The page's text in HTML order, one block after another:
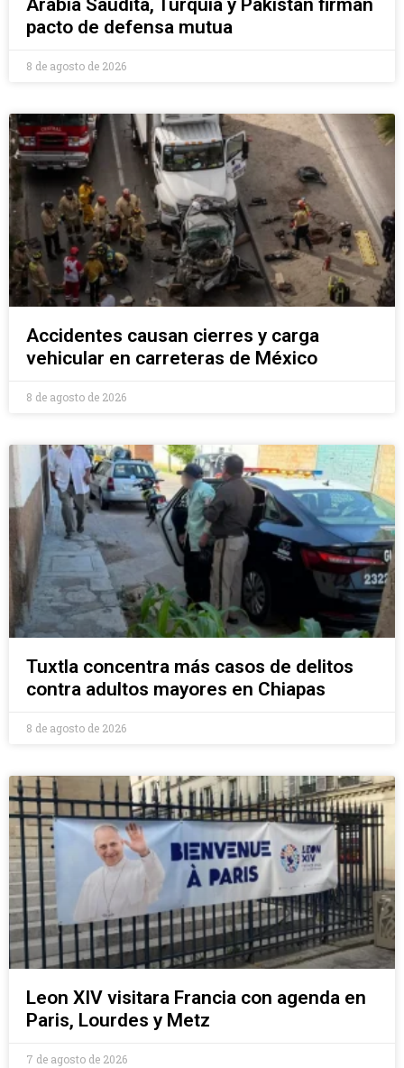
Arabia Saudita, Turquía y Pakistán firman
pacto de defensa mutua
8 de agosto de 2026
Accidentes causan cierres y carga
vehicular en carreteras de México
8 de agosto de 2026
Tuxtla concentra más casos de delitos
contra adultos mayores en Chiapas
8 de agosto de 2026
Leon XIV visitara Francia con agenda en
Paris, Lourdes y Metz
7 de agosto de 2026